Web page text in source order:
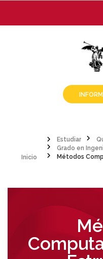
contenido
Sobrescribir
de
ayuda
Estudiar
Grado en
Métodos